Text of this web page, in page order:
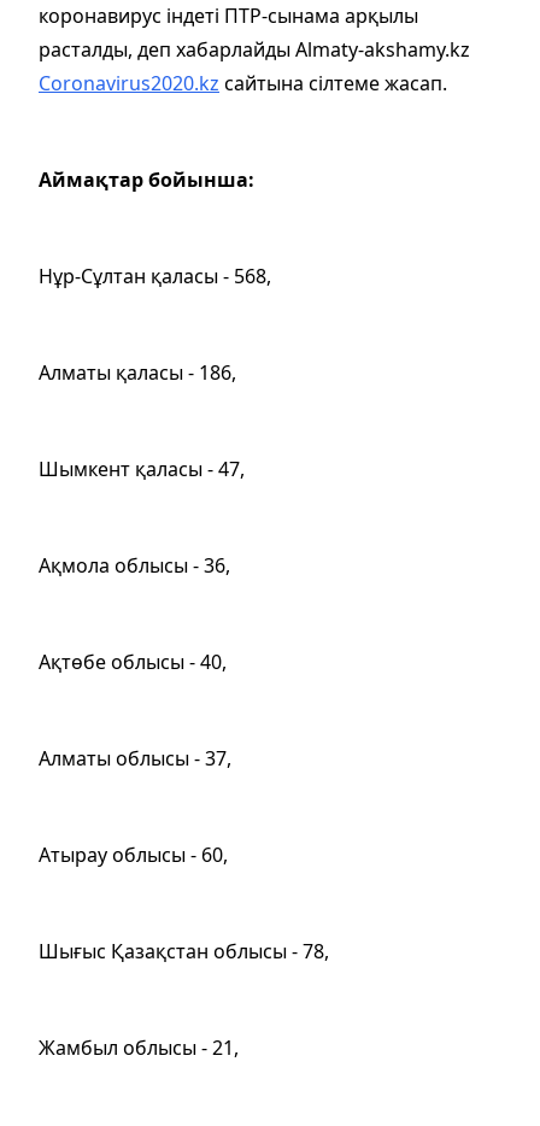
коронавирус індеті ПТР-сынама арқылы
расталды, деп хабарлайды Almaty-akshamy.kz
Coronavirus2020.kz сайтына сілтеме жасап.
Аймақтар бойынша:
Нұр-Сұлтан қаласы - 568,
Алматы қаласы - 186,
Шымкент қаласы - 47,
Ақмола облысы - 36,
Ақтөбе облысы - 40,
Алматы облысы - 37,
Атырау облысы - 60,
Шығыс Қазақстан облысы - 78,
Жамбыл облысы - 21,